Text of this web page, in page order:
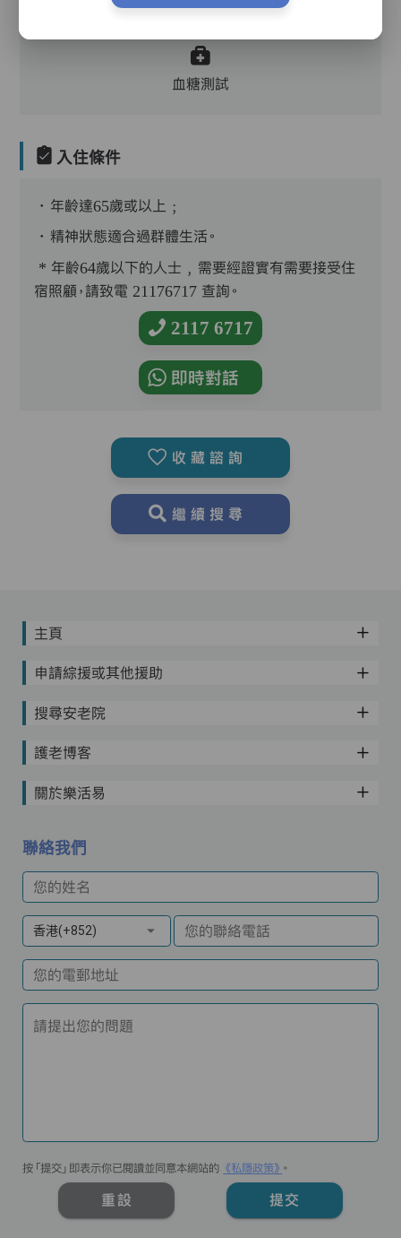
血糖測試
入住條件
．年齡達65歲或以上﹔
．精神狀態適合過群體生活。
* 年齡64歲以下的人士﹐需要經證實有需要接受住
宿照顧，請致電 21176717 查詢。
2117 6717
即時對話
收藏諮詢
繼續搜尋
主頁
申請綜援或其他援助
搜尋安老院
護老博客
關於樂活易
聯絡我們
您的姓名
香港(+852) 您的聯絡電話
您的電郵地址
請提出您的問題
按「提交」即表示你已閱讀並同意本網站的 《私隱政策》 。
重設 提交